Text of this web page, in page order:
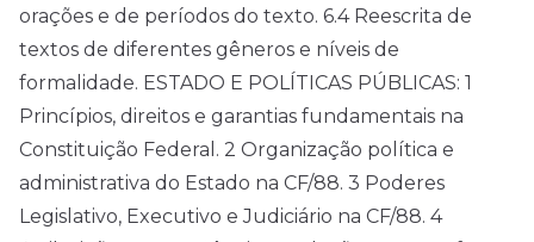
orações e de períodos do texto. 6.4 Reescrita de
textos de diferentes gêneros e níveis de
formalidade. ESTADO E POLÍTICAS PÚBLICAS: 1
Princípios, direitos e garantias fundamentais na
Constituição Federal. 2 Organização política e
administrativa do Estado na CF/88. 3 Poderes
Legislativo, Executivo e Judiciário na CF/88. 4